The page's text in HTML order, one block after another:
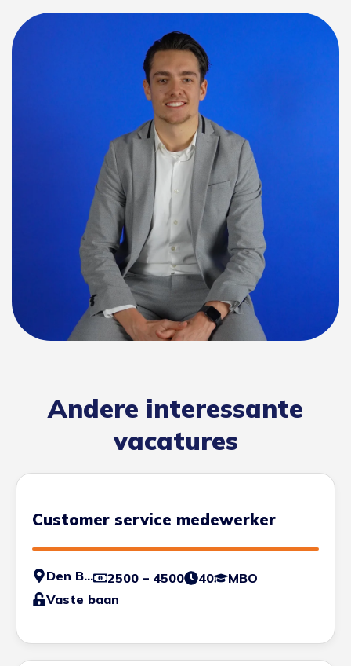
Andere interessante
vacatures
Customer service medewerker
Den Bosch 2500 – 4500 40
MBO
Vaste baan